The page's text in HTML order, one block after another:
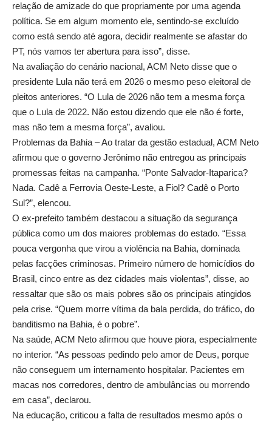
relação de amizade do que propriamente por uma agenda
política. Se em algum momento ele, sentindo-se excluído
como está sendo até agora, decidir realmente se afastar do
PT, nós vamos ter abertura para isso”, disse.
Na avaliação do cenário nacional, ACM Neto disse que o
presidente Lula não terá em 2026 o mesmo peso eleitoral de
pleitos anteriores. “O Lula de 2026 não tem a mesma força
que o Lula de 2022. Não estou dizendo que ele não é forte,
mas não tem a mesma força”, avaliou.
Problemas da Bahia – Ao tratar da gestão estadual, ACM Neto
afirmou que o governo Jerônimo não entregou as principais
promessas feitas na campanha. “Ponte Salvador-Itaparica?
Nada. Cadê a Ferrovia Oeste-Leste, a Fiol? Cadê o Porto
Sul?”, elencou.
O ex-prefeito também destacou a situação da segurança
pública como um dos maiores problemas do estado. “Essa
pouca vergonha que virou a violência na Bahia, dominada
pelas facções criminosas. Primeiro número de homicídios do
Brasil, cinco entre as dez cidades mais violentas”, disse, ao
ressaltar que são os mais pobres são os principais atingidos
pela crise. “Quem morre vítima da bala perdida, do tráfico, do
banditismo na Bahia, é o pobre”.
Na saúde, ACM Neto afirmou que houve piora, especialmente
no interior. “As pessoas pedindo pelo amor de Deus, porque
não conseguem um internamento hospitalar. Pacientes em
macas nos corredores, dentro de ambulâncias ou morrendo
em casa”, declarou.
Na educação, criticou a falta de resultados mesmo após o